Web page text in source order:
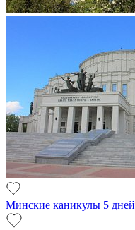
Минские каникулы 5 дней